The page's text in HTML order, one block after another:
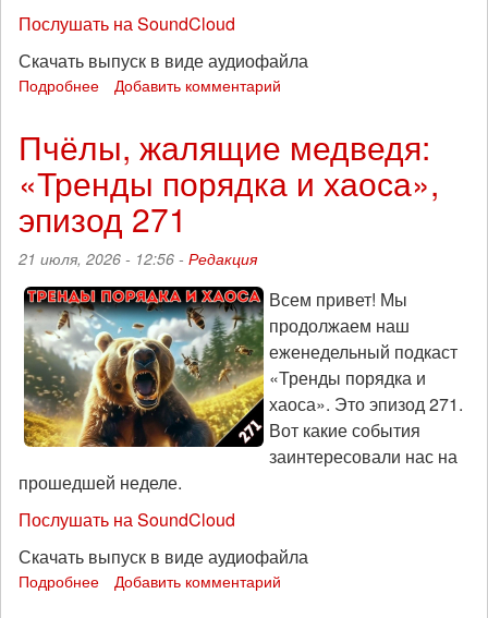
Послушать на SoundCloud
Скачать выпуск в виде аудиофайла
Подробнее
в
России:
«Тренды
порядка
и
хаоса»,
эпизод
272
Добавить комментарий
Пчёлы, жалящие медведя:
«Тренды порядка и хаоса»,
эпизод 271
21 июля, 2026 - 12:56 - Редакция
Всем привет! Мы
продолжаем наш
еженедельный подкаст
«Тренды порядка и
хаоса». Это эпизод 271.
Вот какие события
заинтересовали нас на
прошедшей неделе.
Послушать на SoundCloud
Скачать выпуск в виде аудиофайла
Подробнее Добавить комментарий